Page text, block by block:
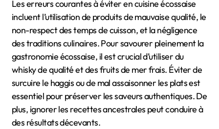
Les erreurs courantes à éviter en cuisine écossaise
incluent l’utilisation de produits de mauvaise qualité, le
non-respect des temps de cuisson, et la négligence
des traditions culinaires. Pour savourer pleinement la
gastronomie écossaise, il est crucial d’utiliser du
whisky de qualité et des fruits de mer frais. Éviter de
surcuire le haggis ou de mal assaisonner les plats est
essentiel pour préserver les saveurs authentiques. De
plus, ignorer les recettes ancestrales peut conduire à
des résultats décevants.